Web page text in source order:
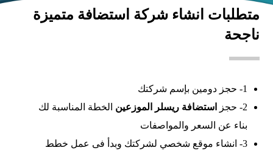
متطلبات انشاء شركة استضافة متميزة
ناجحة
1- حجز دومين بإسم شركتك
2- حجز
استضافة ريسلر الموزعين الخطة المناسبة لك
بناء عن السعر والمواصفات
3- انشاء موقع شخصي لشركتك وبدأ فى عمل خطط